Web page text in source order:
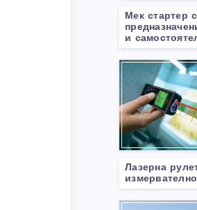
Мек стартер
и
Лазерна